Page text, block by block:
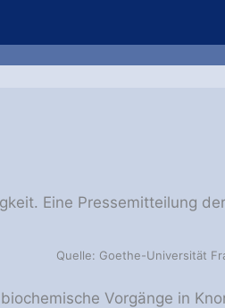
Eine Pressemitteilung
Quelle: Goethe-Universität
Vorgänge in